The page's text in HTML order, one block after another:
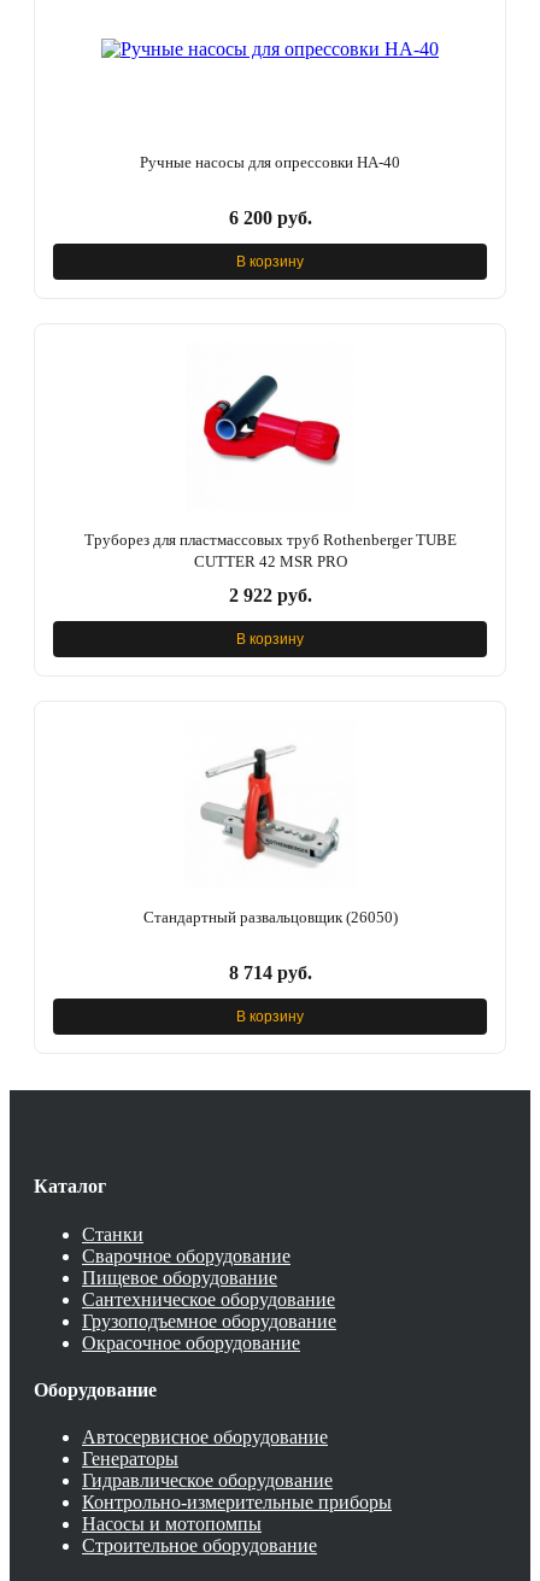
Ручные насосы для опрессовки НА-40
6 200 руб.
В корзину
Труборез для пластмассовых труб Rothenberger TUBE
CUTTER 42 MSR PRO
2 922 руб.
В корзину
Стандартный развальцовщик (26050)
8 714 руб.
В корзину
Каталог
Станки
Сварочное оборудование
Пищевое оборудование
Сантехническое оборудование
Грузоподъемное оборудование
Окрасочное оборудование
Оборудование
Автосервисное оборудование
Генераторы
Гидравлическое оборудование
Контрольно-измерительные приборы
Насосы и мотопомпы
Строительное оборудование